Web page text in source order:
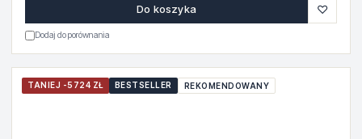
Do koszyka ♡
Dodaj do porównania
TANIEJ -5724 ZŁ BESTSELLER REKOMENDOWANY